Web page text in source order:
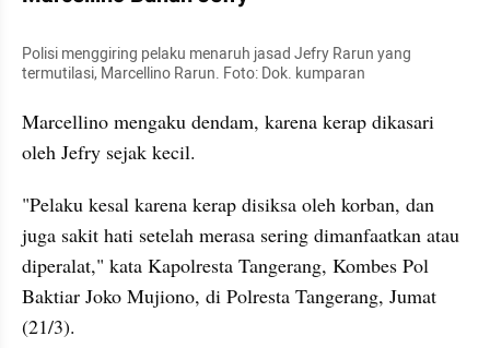
Polisi menggiring pelaku menaruh jasad Jefry Rarun yang
termutilasi, Marcellino Rarun. Foto: Dok. kumparan
Marcellino mengaku dendam, karena kerap dikasari
oleh Jefry sejak kecil.
"Pelaku kesal karena kerap disiksa oleh korban, dan
juga sakit hati setelah merasa sering dimanfaatkan atau
diperalat," kata Kapolresta Tangerang, Kombes Pol
Baktiar Joko Mujiono, di Polresta Tangerang, Jumat
(21/3).